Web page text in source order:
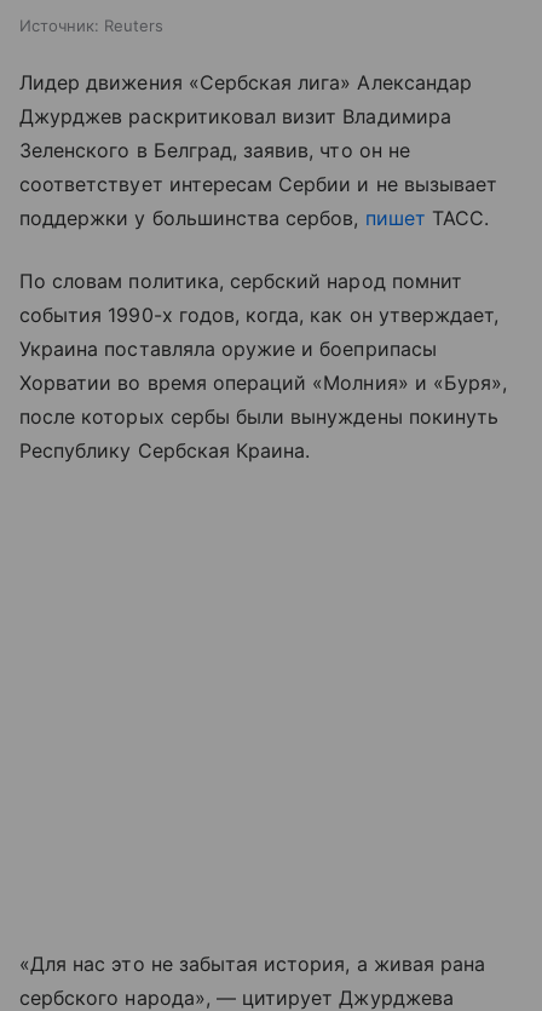
Источник: Reuters
Лидер движения «Сербская лига» Александар
Джурджев раскритиковал визит Владимира
Зеленского в Белград, заявив, что он не
соответствует интересам Сербии и не вызывает
поддержки у большинства сербов, пишет ТАСС.
По словам политика, сербский народ помнит
события 1990-х годов, когда, как он утверждает,
Украина поставляла оружие и боеприпасы
Хорватии во время операций «Молния» и «Буря»,
после которых сербы были вынуждены покинуть
Республику Сербская Краина.
«Для нас это не забытая история, а живая рана
сербского народа», — цитирует Джурджева